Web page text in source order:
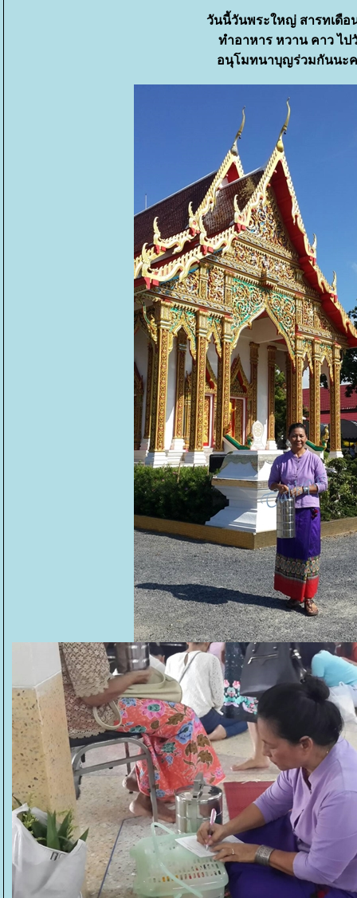
วันนี้วันพระใหญ่ สารทเดือ
ทำอาหาร หวาน คาว ไป
อนุโมทนาบุญร่วมกันนะ